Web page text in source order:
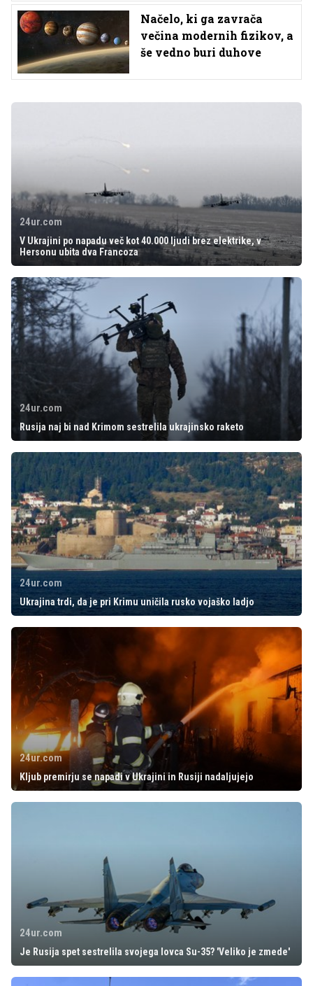
Načelo, ki ga zavrača
večina modernih fizikov, a
še vedno buri duhove
24ur.com
V Ukrajini po napadu več kot 40.000 ljudi brez elektrike, v
Hersonu ubita dva Francoza
24ur.com
Rusija naj bi nad Krimom sestrelila ukrajinsko raketo
24ur.com
Ukrajina trdi, da je pri Krimu uničila rusko vojaško ladjo
24ur.com
Kljub premirju se napadi v Ukrajini in Rusiji nadaljujejo
24ur.com
Je Rusija spet sestrelila svojega lovca Su-35? 'Veliko je zmede'